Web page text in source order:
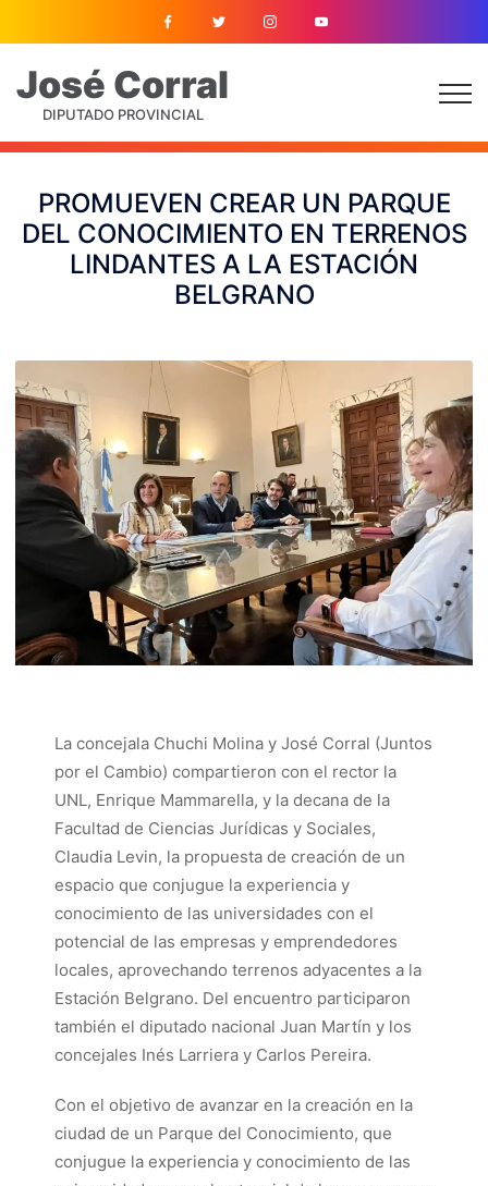
José Corral
DIPUTADO PROVINCIAL
PROMUEVEN CREAR UN PARQUE
DEL CONOCIMIENTO EN TERRENOS
LINDANTES A LA ESTACIÓN
BELGRANO
La concejala Chuchi Molina y José Corral (Juntos
por el Cambio) compartieron con el rector la
UNL, Enrique Mammarella, y la decana de la
Facultad de Ciencias Jurídicas y Sociales,
Claudia Levin, la propuesta de creación de un
espacio que conjugue la experiencia y
conocimiento de las universidades con el
potencial de las empresas y emprendedores
locales, aprovechando terrenos adyacentes a la
Estación Belgrano. Del encuentro participaron
también el diputado nacional Juan Martín y los
concejales Inés Larriera y Carlos Pereira.
Con el objetivo de avanzar en la creación en la
ciudad de un Parque del Conocimiento, que
conjugue la experiencia y conocimiento de las